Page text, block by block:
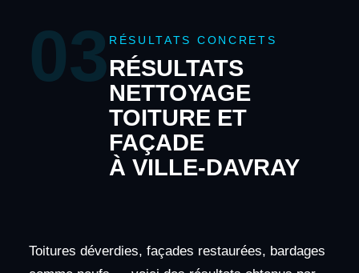
03 RÉSULTATS CONCRETS
RÉSULTATS
NETTOYAGE
TOITURE ET
FAÇADE
À VILLE-DAVRAY
Toitures déverdies, façades restaurées, bardages